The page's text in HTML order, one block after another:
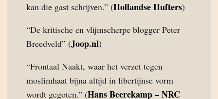
kan die gast schrijven.” (Hollandse Hufters)
“De kritische en vlijmscherpe blogger Peter
Breedveld” (Joop.nl)
“Frontaal Naakt, waar het verzet tegen
moslimhaat bijna altijd in libertijnse vorm
wordt gegoten.” (Hans Beerekamp – NRC